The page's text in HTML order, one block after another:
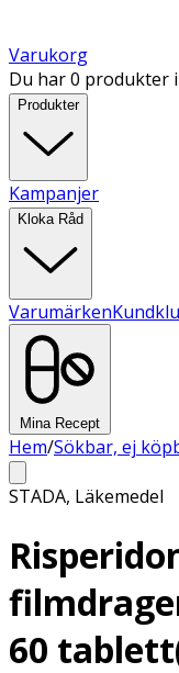
Varukorg
Du har 0 produkter
Produkter
Kampanjer
Kloka Råd
Varumärken
Mina Recept
Hem/Sökbar, ej
STADA, Läkemedel
60